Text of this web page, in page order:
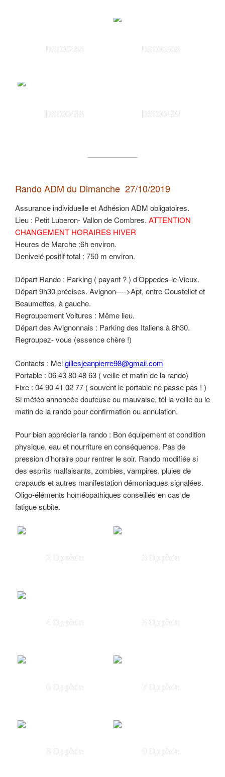
DSC00488 DSC00503
DSC00493 DSC00499
Rando ADM du Dimanche 27/10/2019
Assurance individuelle et Adhésion ADM obligatoires.
Lieu : Petit Luberon- Vallon de Combres. ATTENTION
CHANGEMENT HORAIRES HIVER
Heures de Marche :6h environ.
Denivelé positif total : 750 m environ.
Départ Rando : Parking ( payant ? ) d’Oppedes-le-Vieux.
Départ 9h30 précises. Avignon—->Apt, entre Coustellet et
Beaumettes, à gauche.
Regroupement Voitures : Même lieu.
Départ des Avignonnais : Parking des Italiens à 8h30.
Regroupez- vous (essence chère !)
Contacts : Melgillesjeanpierre98@gmail.com
Portable : 06 43 80 48 63 ( veille et matin de la rando)
Fixe : 04 90 41 02 77 ( souvent le portable ne passe pas ! )
Si météo annoncée douteuse ou mauvaise, tél la veille ou le
matin de la rando pour confirmation ou annulation.
Pour bien apprécier la rando : Bon équipement et condition
physique, eau et nourriture en conséquence. Pas de
pression d’horaire pour rentrer le soir. Rando modifiée si
des esprits malfaisants, zombies, vampires, pluies de
crapauds et autres manifestation démoniaques signalées.
Oligo-éléments homéopathiques conseillés en cas de
fatigue subite.
2 Oppède 3 Oppède
4 Oppède 5 Oppède
6 Oppède 7 Oppède
8 Oppède 9 Oppède